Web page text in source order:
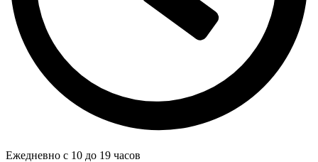
Ежедневно с 10 до 19 часов